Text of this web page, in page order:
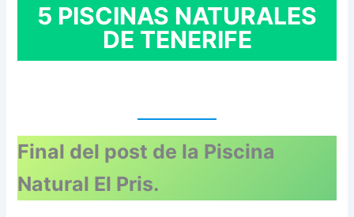
5 PISCINAS NATURALES
DE TENERIFE
Final del post de la Piscina
Natural El Pris.